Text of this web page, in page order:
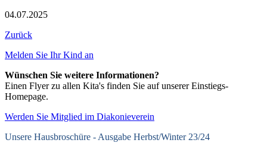
04.07.2025
Zurück
Melden Sie Ihr Kind an
Wünschen Sie weitere Informationen?
Einen Flyer zu allen Kita's finden Sie auf unserer Einstiegs-
Homepage.
Werden Sie Mitglied im Diakonieverein
Unsere Hausbroschüre - Ausgabe Herbst/Winter 23/24